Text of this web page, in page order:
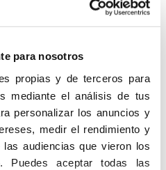
para nosotros
propias y de terceros para
mediante el análisis de tus
personalizar los anuncios y
medir el rendimiento y
audiencias que vieron los
Puedes aceptar todas las
de
Fecha de
defunción